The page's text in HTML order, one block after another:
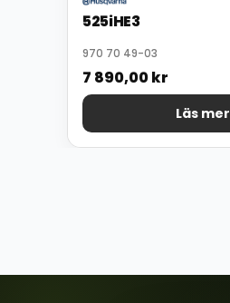
525iHE3
970 70 49-03
7 890,00kr
Läs mer